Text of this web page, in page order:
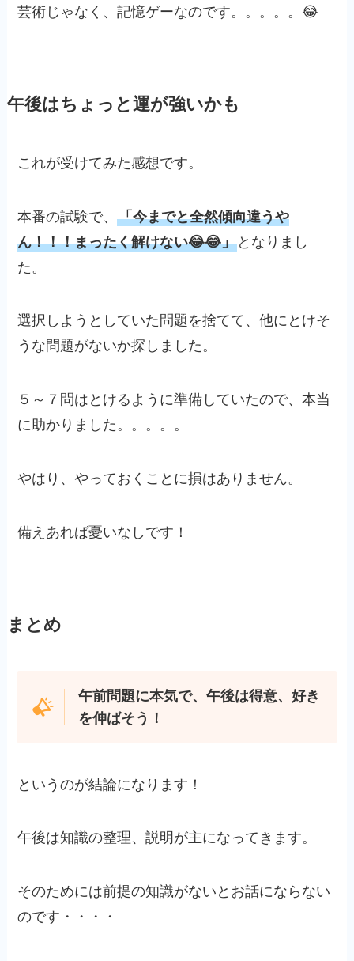
芸術じゃなく、記憶ゲーなのです。。。。。😂
午後はちょっと運が強いかも
これが受けてみた感想です。
本番の試験で、「今までと全然傾向違うや
ん！！！まったく解けない😂😂」 となりまし
た。
選択しようとしていた問題を捨てて、他にとけそ
うな問題がないか探しました。
５～７問はとけるように準備していたので、本当
に助かりました。。。。。
やはり、やっておくことに損はありません。
備えあれば憂いなしです！
まとめ
午前問題に本気で、午後は得意、好き
を伸ばそう！
というのが結論になります！
午後は知識の整理、説明が主になってきます。
そのためには前提の知識がないとお話にならない
のです・・・・